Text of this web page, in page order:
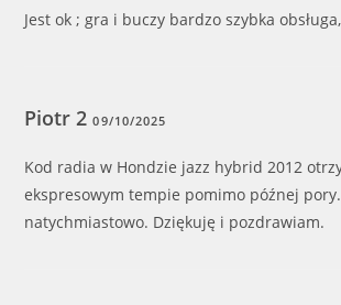
Jest ok ; gra i buczy bardzo szybka
Piotr 209/10/2025
Kod radia w Hondzie jazz hybrid 2012
ekspresowym tempie pomimo późnej pory.
natychmiastowo. Dziękuję i pozdrawiam.